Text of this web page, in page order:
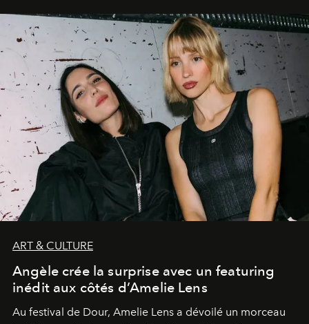
ART & CULTURE
Angèle crée la surprise avec un featuring
inédit aux côtés d’Amelie Lens
Au festival de Dour, Amelie Lens a dévoilé un morceau